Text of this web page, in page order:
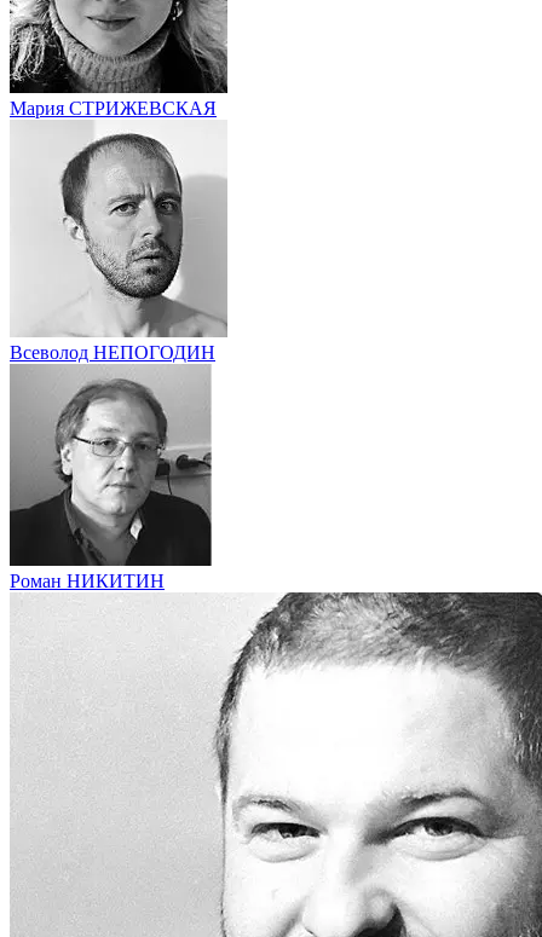
Мария СТРИЖЕВСКАЯ
Всеволод НЕПОГОДИН
Роман НИКИТИН